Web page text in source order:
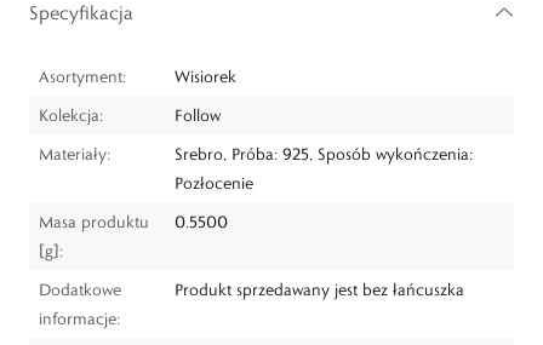
Specyfikacja
Asortyment:
Wisiorek
Kolekcja:
Follow
Materiały:
Srebro, Próba: 925, Sposób wykończenia:
Pozłocenie
Masa produktu
[g]:
0.5500
Dodatkowe
informacje:
Produkt sprzedawany jest bez łańcuszka